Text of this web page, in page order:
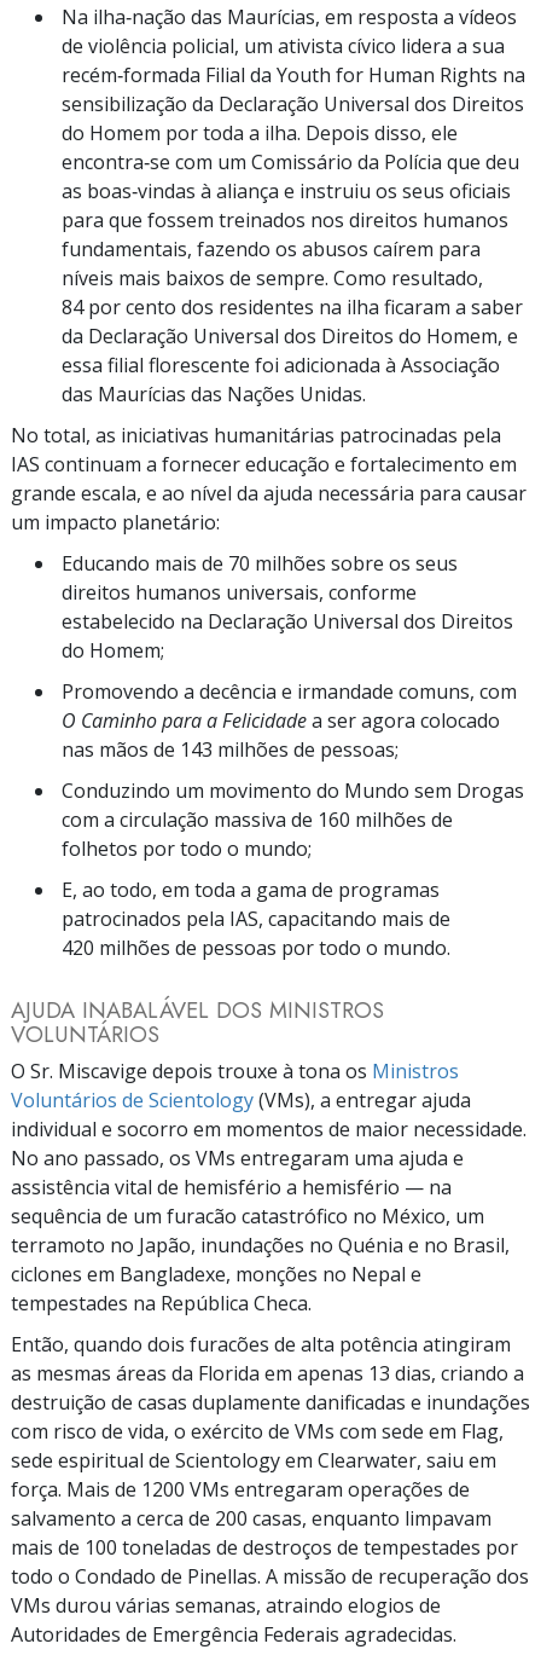
Na ilha‑nação das Maurícias, em resposta a vídeos
de violência policial, um ativista cívico lidera a sua
recém‑formada Filial da Youth for Human Rights na
sensibilização da Declaração Universal dos Direitos
do Homem por toda a ilha. Depois disso, ele
encontra‑se com um Comissário da Polícia que deu
as boas‑vindas à aliança e instruiu os seus oficiais
para que fossem treinados nos direitos humanos
fundamentais, fazendo os abusos caírem para
níveis mais baixos de sempre. Como resultado,
84 por cento dos residentes na ilha ficaram a saber
da Declaração Universal dos Direitos do Homem, e
essa filial florescente foi adicionada à Associação
das Maurícias das Nações Unidas.
No total, as iniciativas humanitárias patrocinadas pela
IAS continuam a fornecer educação e fortalecimento em
grande escala, e ao nível da ajuda necessária para causar
um impacto planetário:
Educando mais de 70 milhões sobre os seus
direitos humanos universais, conforme
estabelecido na Declaração Universal dos Direitos
do Homem;
Promovendo a decência e irmandade comuns, com
O Caminho para a Felicidadea ser agora colocado
nas mãos de 143 milhões de pessoas;
Conduzindo um movimento do Mundo sem Drogas
com a circulação massiva de 160 milhões de
folhetos por todo o mundo;
E, ao todo, em toda a gama de programas
patrocinados pela IAS, capacitando mais de
420 milhões de pessoas por todo o mundo.
AJUDA INABALÁVEL DOS MINISTROS
VOLUNTÁRIOS
O Sr. Miscavige depois trouxe à tona os Ministros
Voluntários de Scientology(VMs), a entregar ajuda
individual e socorro em momentos de maior necessidade.
No ano passado, os VMs entregaram uma ajuda e
assistência vital de hemisfério a hemisfério — na
sequência de um furacão catastrófico no México, um
terramoto no Japão, inundações no Quénia e no Brasil,
ciclones em Bangladexe, monções no Nepal e
tempestades na República Checa.
Então, quando dois furacões de alta potência atingiram
as mesmas áreas da Florida em apenas 13 dias, criando a
destruição de casas duplamente danificadas e inundações
com risco de vida, o exército de VMs com sede em Flag,
sede espiritual de Scientology em Clearwater, saiu em
força. Mais de 1200 VMs entregaram operações de
salvamento a cerca de 200 casas, enquanto limpavam
mais de 100 toneladas de destroços de tempestades por
todo o Condado de Pinellas. A missão de recuperação dos
VMs durou várias semanas, atraindo elogios de
Autoridades de Emergência Federais agradecidas.